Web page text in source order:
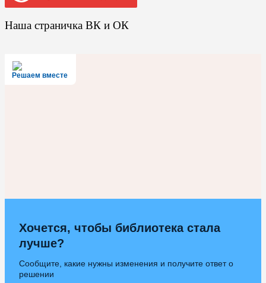
Наша страничка ВК и ОК
Решаем вместе
Хочется, чтобы библиотека стала
лучше?
Сообщите, какие нужны изменения и получите ответ о
решении